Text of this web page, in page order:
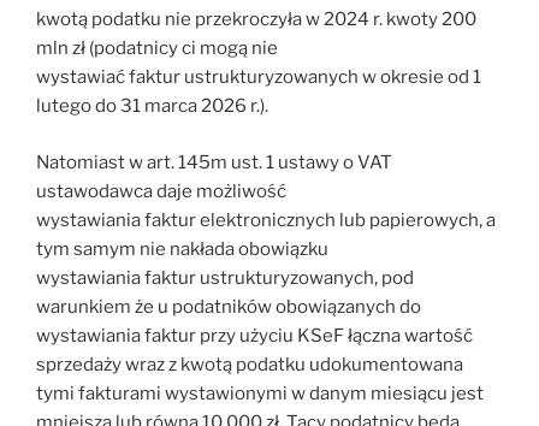
kwotą podatku nie przekroczyła w 2024 r. kwoty 200
mln zł (podatnicy ci mogą nie
wystawiać faktur ustrukturyzowanych w okresie od 1
lutego do 31 marca 2026 r.).
Natomiast w art. 145m ust. 1 ustawy o VAT
ustawodawca daje możliwość
wystawiania faktur elektronicznych lub papierowych, a
tym samym nie nakłada obowiązku
wystawiania faktur ustrukturyzowanych, pod
warunkiem że u podatników obowiązanych do
wystawiania faktur przy użyciu KSeF łączna wartość
sprzedaży wraz z kwotą podatku udokumentowana
tymi fakturami wystawionymi w danym miesiącu jest